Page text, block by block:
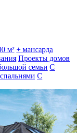
м² + мансарда
Проекты домов
семьи С
С